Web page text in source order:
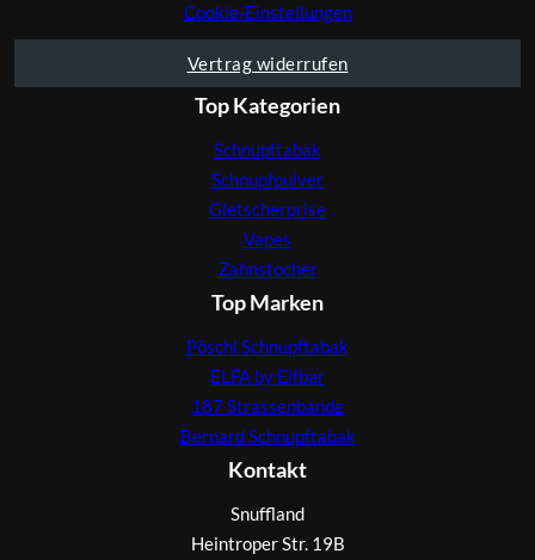
Cookie-Einstellungen
Vertrag widerrufen
Top Kategorien
Schnupftabak
Schnupfpulver
Gletscherprise
Vapes
Zahnstocher
Top Marken
Pöschl Schnupftabak
ELFA by Elfbar
187 Strassenbande
Bernard Schnupftabak
Kontakt
Snuffland
Heintroper Str. 19B